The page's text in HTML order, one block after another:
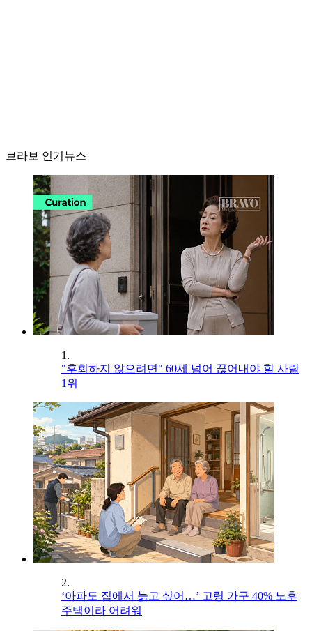
브라보 인기뉴스
1.
"후회하지 않으려면" 60세 넘어 끊어내야 할 사람
1위
2.
‘아파도 집에서 늙고 싶어…’ 고령 가구 40% 노후
주택이라 어려워